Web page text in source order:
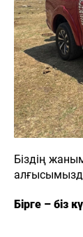
Біздің
Бірге – біз